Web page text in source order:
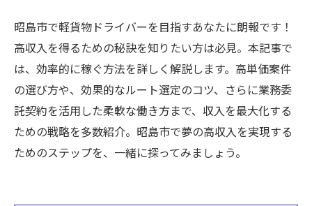
昭島市で軽貨物ドライバーを目指すあなたに朗報です！
高収入を得るための秘訣を知りたい方は必見。本記事で
は、効率的に稼ぐ方法を詳しく解説します。高単価案件
の選び方や、効果的なルート選定のコツ、さらに業務委
託契約を活用した柔軟な働き方まで、収入を最大化する
ための戦略を多数紹介。昭島市で夢の高収入を実現する
ためのステップを、一緒に探ってみましょう。